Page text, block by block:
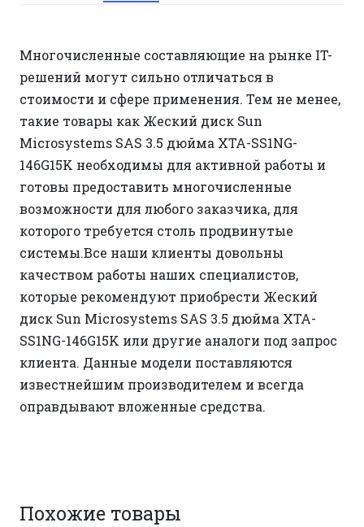
Многочисленные составляющие на рынке IT-
решений могут сильно отличаться в
стоимости и сфере применения. Тем не менее,
такие товары как Жеский диск Sun
Microsystems SAS 3.5 дюйма XTA-SS1NG-
146G15K необходимы для активной работы и
готовы предоставить многочисленные
возможности для любого заказчика, для
которого требуется столь продвинутые
системы.Все наши клиенты довольны
качеством работы наших специалистов,
которые рекомендуют приобрести Жеский
диск Sun Microsystems SAS 3.5 дюйма XTA-
SS1NG-146G15K или другие аналоги под запрос
клиента. Данные модели поставляются
известнейшим производителем и всегда
оправдывают вложенные средства.
Похожие товары